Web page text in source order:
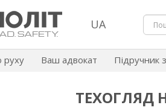
UA
руху Ваш адвокат Підручник
ТЕХОГЛЯД